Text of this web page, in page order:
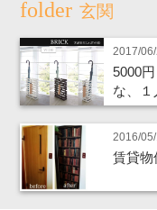
玄関
2017/
5000
な、１
2016/
賃貸物